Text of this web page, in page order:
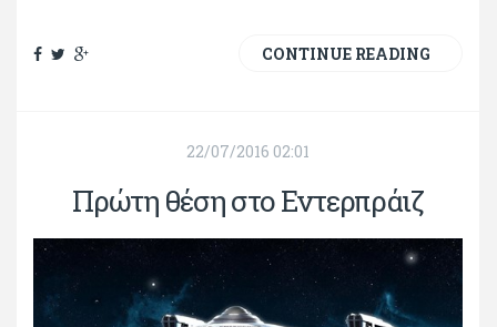
CONTINUE READING
22/07/2016 02:01
Πρώτη θέση στο Εντερπράιζ